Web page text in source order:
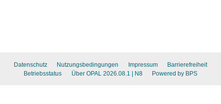
Datenschutz Nutzungsbedingungen Impressum
Barrierefreiheit
Betriebsstatus
Über OPAL 2026.08.1 | N8 Powered by BPS